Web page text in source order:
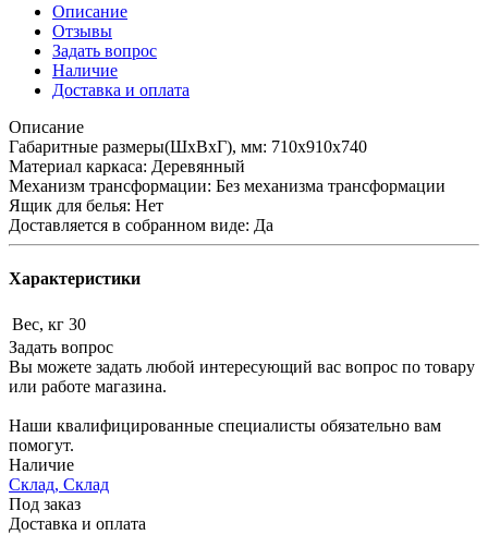
Описание
Отзывы
Задать вопрос
Наличие
Доставка и оплата
Описание
Габаритные размеры(ШхВхГ), мм: 710х910х740
Материал каркаса: Деревянный
Механизм трансформации: Без механизма трансформации
Ящик для белья: Нет
Доставляется в собранном виде: Да
Характеристики
Вес, кг 30
Задать вопрос
Вы можете задать любой интересующий вас вопрос по товару
или работе магазина.
Наши квалифицированные специалисты обязательно вам
помогут.
Наличие
Склад, Склад
Под заказ
Доставка и оплата